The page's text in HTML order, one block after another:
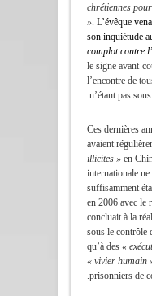
chrétiennes
». L’évêque
son inquiétude
complot contre
le signe avant-
l’encontre de
n’étant pas
Ces dernières
avaient
illicites »en
internationale
suffisamment
en 2006 avec le
concluait à la
sous le contrôle
qu’à des «
« vivier humain
prisonniers de